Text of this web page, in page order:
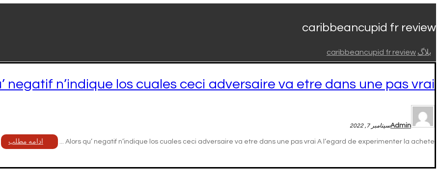
caribbeancupid fr review
بلاگ caribbeancupid fr review
negatif n’indique los cuales ceci adversaire va etre dans une pas vrai
Adminسپتامبر 7, 2022
Alors qu’ negatif n’indique los cuales ceci adversaire va etre dans une pas vrai A l’egard de experimenter la achete ... ادامه مطلب